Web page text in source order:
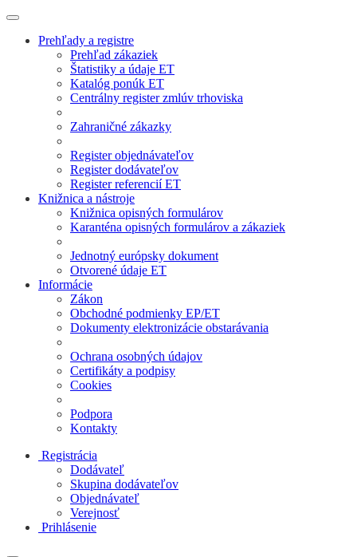
Prehľady a registre
Prehľad zákaziek
Štatistiky a údaje ET
Katalóg ponúk ET
Centrálny register zmlúv trhoviska
Zahraničné zákazky
Register objednávateľov
Register dodávateľov
Register referencií ET
Knižnica a nástroje
Knižnica opisných formulárov
Karanténa opisných formulárov a zákaziek
Jednotný európsky dokument
Otvorené údaje ET
Informácie
Zákon
Obchodné podmienky EP/ET
Dokumenty elektronizácie obstarávania
Ochrana osobných údajov
Certifikáty a podpisy
Cookies
Podpora
Kontakty
Registrácia
Dodávateľ
Skupina dodávateľov
Objednávateľ
Verejnosť
Prihlásenie